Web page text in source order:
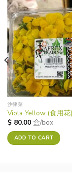
沙律菜
Viola Yellow (食用花)
$ 80.00 盒/box
ADD TO CART